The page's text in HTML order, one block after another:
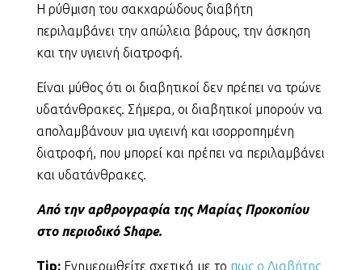
Η ρύθμιση του σακχαρώδους διαβήτη
περιλαμβάνει την απώλεια βάρους, την άσκηση
και την υγιεινή διατροφή.
Είναι μύθος ότι οι διαβητικοί δεν πρέπει να τρώνε
υδατάνθρακες. Σήμερα, οι διαβητικοί μπορούν να
απολαμβάνουν μια υγιεινή και ισορροπημένη
διατροφή, που μπορεί και πρέπει να περιλαμβάνει
και υδατάνθρακες.
Από την αρθρογραφία της Μαρίας Προκοπίου
στο περιοδικό Shape.
Tip:Ενημερωθείτε σχετικά με το πως ο Διαβήτης